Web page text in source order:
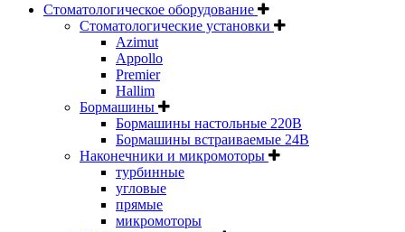
Стоматологическое оборудование
Стоматологические установки
Azimut
Appollo
Premier
Hallim
Бормашины
Бормашины настольные 220В
Бормашины встраиваемые 24В
Наконечники и микромоторы
турбинные
угловые
прямые
микромоторы